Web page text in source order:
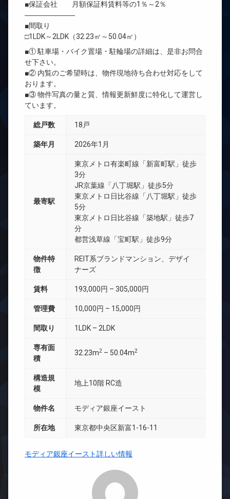
■保証会社 月額保証料賃料等の1％～2％
―――――――
■間取り
□1LDK～2LDK（32.23㎡～50.04㎡）
■① 駐車場・バイク置場・駐輪場の詳細は、是非お問合
せ下さい。
■② 内覧のご希望時は、物件現地待ち合わせ対応をして
おります。
■③ 物件写真の量と質、情報更新鮮度に特化して運営し
ています。
総戸数 18戸
築年月 2026年1月
最寄駅
東京メトロ有楽町線「新富町駅」徒歩
3分
JR京葉線「八丁堀駅」徒歩5分
東京メトロ日比谷線「八丁堀駅」徒歩
5分
東京メトロ日比谷線「築地駅」徒歩7
分
都営浅草線「宝町駅」徒歩9分
物件特
徴
REIT系ブランドマンション、デザイ
ナーズ
賃料 193,000円 – 305,000円
管理費 10,000円 – 15,000円
間取り 1LDK – 2LDK
専有面
積
32.23m2 – 50.04m2
構造規
模
地上10階 RC造
物件名 モディア銀座イースト
所在地 東京都中央区新富1-16-11
モディア銀座イースト詳しい情報